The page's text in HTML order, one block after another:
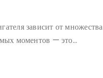
зависит от множества
моментов — это…